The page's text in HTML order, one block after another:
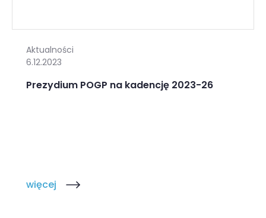
Aktualności
6.12.2023
Prezydium POGP na kadencję 2023-26
więcej